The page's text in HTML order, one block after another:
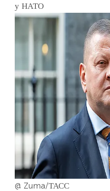
у НАТО
@ Zuma/ТАСС